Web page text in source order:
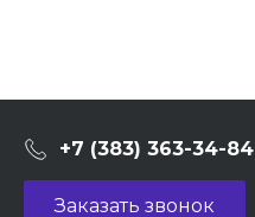
+7 (383) 363-34-84
Заказать звонок